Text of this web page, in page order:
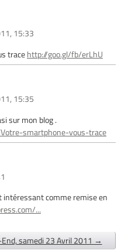
15:33
tracehttp://goo.gl/fb/erLhU
15:35
sur mon blog .
smartphone-vous-trace
intéressant comme remise en
...
samedi 23 Avril 2011 →